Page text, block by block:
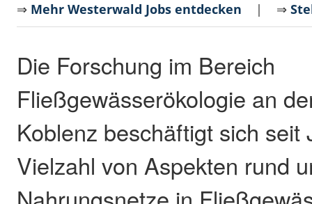
⇒ Mehr Westerwald Jobs entdecken | ⇒
Die Forschung im Bereich
Fließgewässerökologie an
Koblenz beschäftigt sich seit
Vielzahl von Aspekten rund